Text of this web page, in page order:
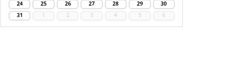
24
25 26 27 28 29
30
31
1 2 3 4 5 6